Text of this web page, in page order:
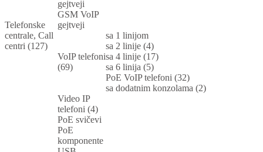
Telefonske
centrale, Call
centri (127)
gejtveji
GSM VoIP
gejtveji
VoIP telefoni
(69)
sa 1 linijom
sa 2 linije (4)
sa 4 linije (17)
sa 6 linija (5)
PoE VoIP telefoni (32)
sa dodatnim konzolama (2)
Video IP
telefoni (4)
PoE svičevi
PoE
komponente